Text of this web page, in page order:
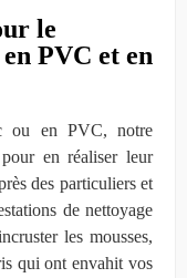
le
PVC et en
ou en PVC, notre
en réaliser leur
des particuliers et
de nettoyage
les mousses,
qui ont envahit vos